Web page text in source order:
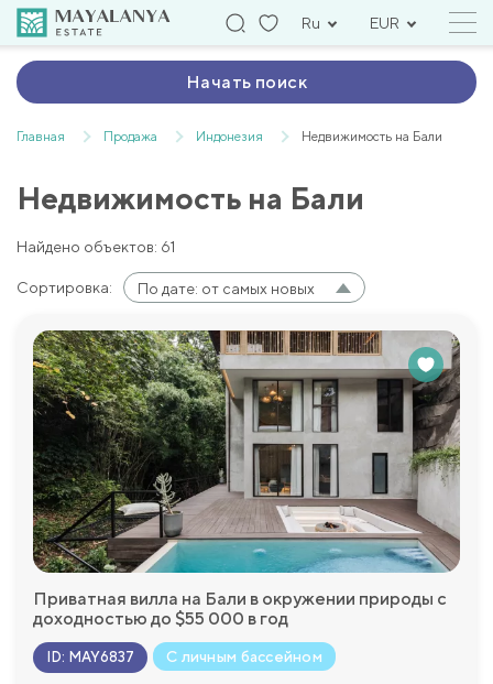
Ru EUR
Начать поиск
Главная Продажа Индонезия Недвижимость на Бали
Недвижимость на Бали
Найдено объектов: 61
Сортировка: По дате: от самых новых
Приватная вилла на Бали в окружении природы с
доходностью до $55 000 в год
ID: MAY6837 С личным бассейном